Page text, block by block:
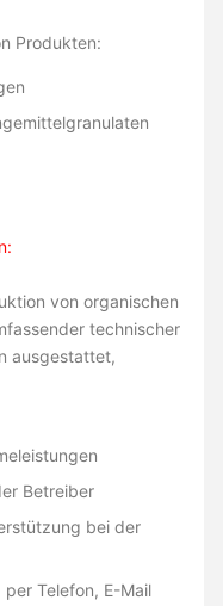
Produkten:
von organischen
technischer
ausgestattet,
Betreiber
bei der
Telefon, E-Mail